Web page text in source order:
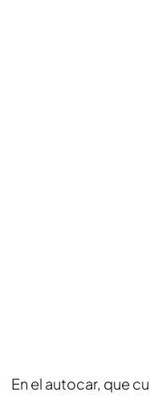
En el autocar, que